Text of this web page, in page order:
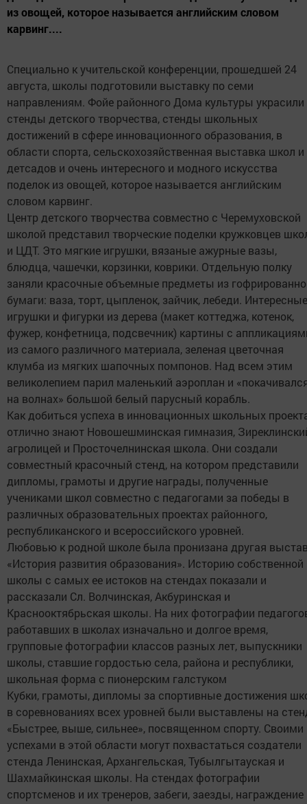
из овощей, которое называется английским словом
карвинг....
Специально к учительской конференции, прошедшей 24
августа, школы подготовили выставку по семи
направлениям. Фойе районного Дома культуры украсили
стенды детского творчества, стенды школьных
достижений в сфере инновационного образования, в
области спорта, сельскохозяйственная выставка школ и
детсадов и очень интересного и модного искусства
поделок из овощей, которое называется английским
словом карвинг.
Центр детского творчества совместно с Черемуховской
школой представил творческие поделки кружковцев
и ЦДТ. Это мягкие игрушки, вязаные ажурные вазы,
блюдца, чашечки, корзинки, коврики. Отдельную полку
заняли красочные объемные предметы из
бумаги: ваза, торт, цыпленок, зайчик, лебеди. Интересные
игрушки и фигурки из дерева (макет коттеджа, котенок,
фужер, конфетница, подсвечник) картины с
из самого различного материала, зеленая цветочная
клумба из мягких шапочных помпонов. Над всем этим
великолепием парил маленький аэроплан и
на волнах» большой белый парусный корабль.
Как добиться успеха в инновационных школьных
отлично знают Новошешминская гимназия,
агролицей и Просточелнинская школа. Они создали
совместный красочный стенд, на котором представили
дипломы, грамоты и другие награды, полученные
учениками школ совместно с педагогами за победы в
различных образовательных проектах районного,
республиканского и всероссийского уровней.
Любовью к родной школе была пронизана другая
«История развития образования». Историю собственной
школы с самых ее истоков на стендах показали и
рассказали Сл. Волчинская, Акбуринская и
Краснооктябрьская школы. На них фотографии
работавших в школах изначально и долгое время,
групповые фотографии классов разных лет, выпускники
школы, ставшие гордостью села, района и республики,
школьная форма с пионерским галстуком
Кубки, грамоты, дипломы за спортивные достижения
в соревнованиях всех уровней были выставлены на
«Быстрее, выше, сильнее», посвященном спорту. Своими
успехами в этой области могут похвастаться создатели
стенда Ленинская, Архангельская, Тубылгытауская и
Шахмайкинская школы. На стендах фотографии
спортсменов и их тренеров, забеги, заезды, награждение